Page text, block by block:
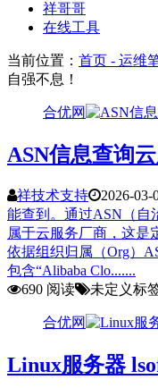
祥哥哥
在线工具
当前位置： 首页 - 运维
自强不息！
合优网
ASN信息查询
祥技术支持
2026-03-
能查到。通过ASN（自
属于云服务厂商，这是
依据组织归属（Org）
包含“Alibaba Clo.......
690 阅读
未定义标
合优网
Linux服务器